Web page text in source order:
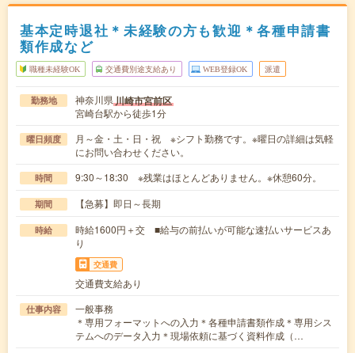
基本定時退社＊未経験の方も歓迎＊各種申請書
類作成など
職種未経験OK 交通費別途支給あり WEB登録OK 派遣
勤務地 神奈川県川崎市宮前区
宮崎台駅から徒歩1分
曜日頻度
月～金・土・日・祝 ※シフト勤務です。※曜日の詳細は気軽
にお問い合わせください。
時間 9:30～18:30 ※残業はほとんどありません。※休憩60分。
期間 【急募】即日～長期
時給
時給1600円＋交 ■給与の前払いが可能な速払いサービスあ
り
交通費
交通費支給あり
仕事内容
一般事務
＊専用フォーマットへの入力＊各種申請書類作成＊専用シス
テムへのデータ入力＊現場依頼に基づく資料作成（…